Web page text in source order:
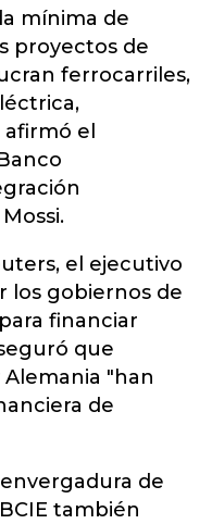
mínima de
proyectos de
ferrocarriles,
el
el ejecutivo
los gobiernos de
financiar
que
Alemania "han
de
de
también